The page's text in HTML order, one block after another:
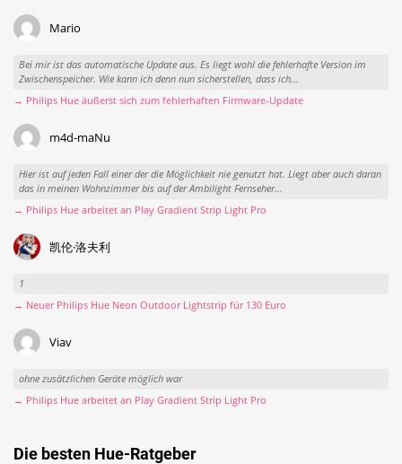
Mario
Bei mir ist das automatische Update aus. Es liegt wohl die fehlerhafte Version im
Zwischenspeicher. Wie kann ich denn nun sicherstellen, dass ich...
→ Philips Hue äußerst sich zum fehlerhaften Firmware-Update
m4d-maNu
Hier ist auf jeden Fall einer der die Möglichkeit nie genutzt hat. Liegt aber auch daran
das in meinen Wohnzimmer bis auf der Ambilight Fernseher...
→ Philips Hue arbeitet an Play Gradient Strip Light Pro
凯伦·洛夫利
1
→ Neuer Philips Hue Neon Outdoor Lightstrip für 130 Euro
Viav
ohne zusätzlichen Geräte möglich war
→ Philips Hue arbeitet an Play Gradient Strip Light Pro
Die besten Hue-Ratgeber